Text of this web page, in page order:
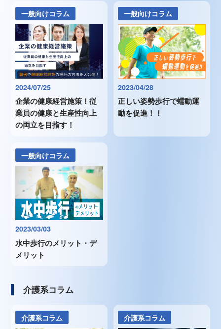
一般向けコラム
2024/07/25
企業の健康経営施策！従
業員の健康と生産性向上
の両立を目指す！
一般向けコラム
2023/04/28
正しい姿勢歩行で蠕動運
動を促進！！
一般向けコラム
2023/03/03
水中歩行のメリット・デ
メリット
介護系コラム
介護系コラム 介護系コラム